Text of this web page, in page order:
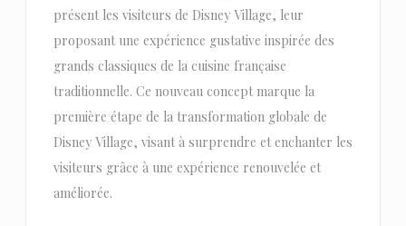
présent les visiteurs de Disney Village, leur
proposant une expérience gustative inspirée des
grands classiques de la cuisine française
traditionnelle. Ce nouveau concept marque la
première étape de la transformation globale de
Disney Village, visant à surprendre et enchanter les
visiteurs grâce à une expérience renouvelée et
améliorée.